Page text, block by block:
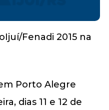
Porto Alegre
dias 11 e 12 de